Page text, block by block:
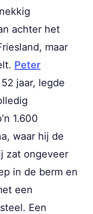
achter het
maar
Peter
jaar, legde
1.600
waar hij de
zat ongeveer
in de berm en
een
Een